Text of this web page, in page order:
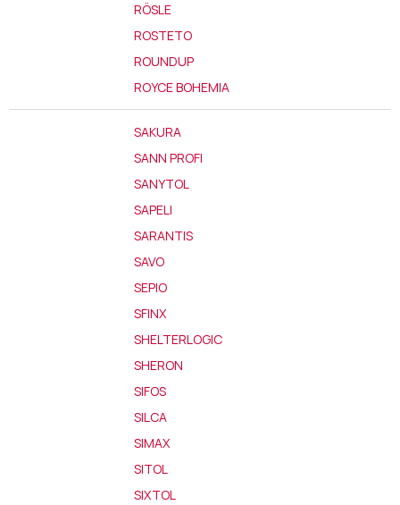
RÖSLE
ROSTETO
ROUNDUP
ROYCE BOHEMIA
SAKURA
SANN PROFI
SANYTOL
SAPELI
SARANTIS
SAVO
SEPIO
SFINX
SHELTERLOGIC
SHERON
SIFOS
SILCA
SIMAX
SITOL
SIXTOL